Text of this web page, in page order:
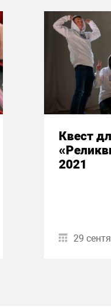
Квест
2021
29